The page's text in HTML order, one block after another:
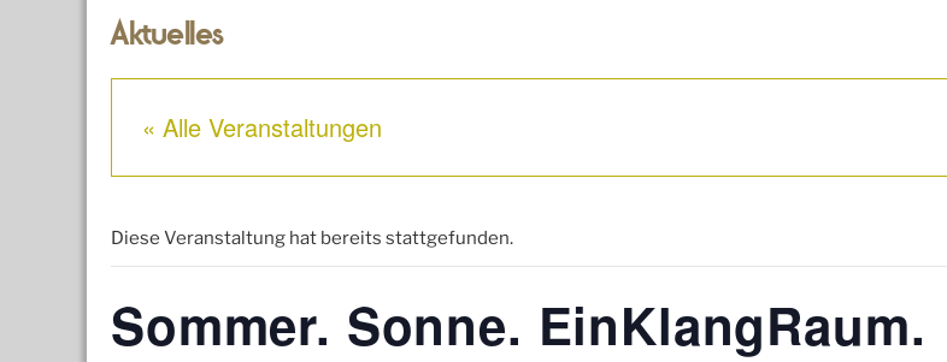
Aktuelles
« Alle Veranstaltungen
Diese Veranstaltung hat bereits stattgefunden.
Sommer. Sonne. EinKlangRaum.